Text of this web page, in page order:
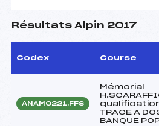
Résultats Alpin 2017
Codex Course
ANAM0221.FFS
Mémorial
qualification
TRACE A
BANQUE